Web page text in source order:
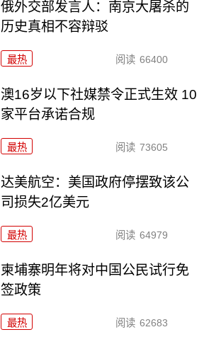
俄外交部发言人：南京大屠杀的
历史真相不容辩驳
最热 阅读 66400
澳16岁以下社媒禁令正式生效 10
家平台承诺合规
最热 阅读 73605
达美航空：美国政府停摆致该公
司损失2亿美元
最热 阅读 64979
柬埔寨明年将对中国公民试行免
签政策
最热 阅读 62683